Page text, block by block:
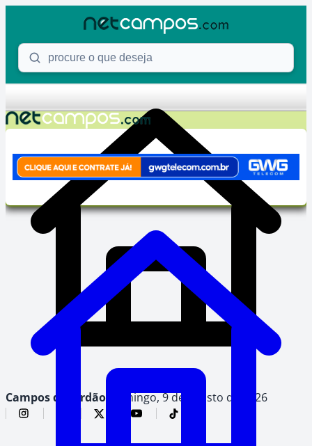
Procure o que deseja
Campos do Jordão, domingo, 9 de agosto de 2026